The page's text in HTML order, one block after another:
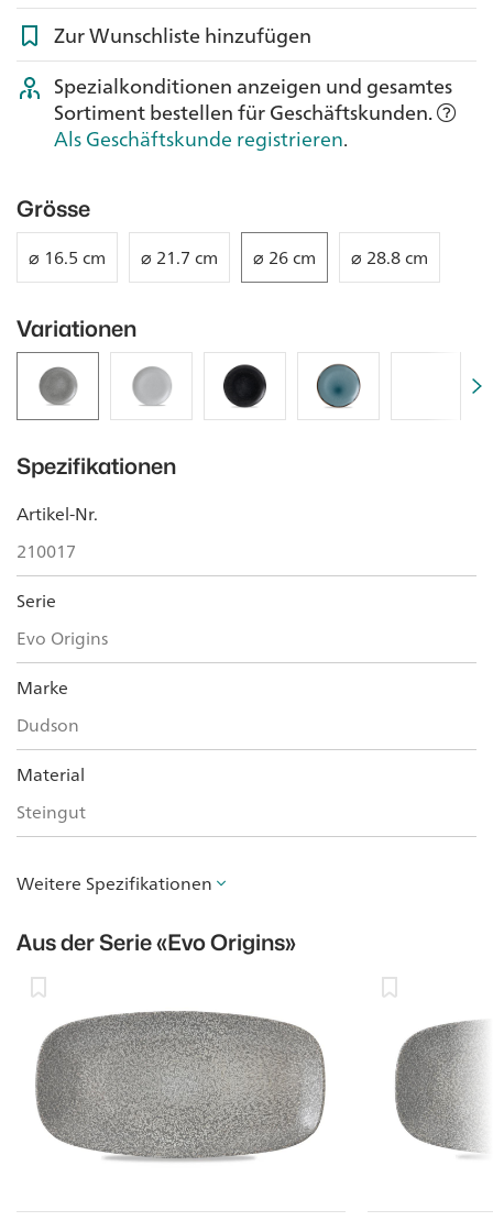
Zur Wunschliste hinzufügen
Spezialkonditionen anzeigen und gesamtes
Sortiment bestellen für Geschäftskunden.
Als Geschäftskunde registrieren.
Grösse
⌀ 16.5 cm ⌀ 21.7 cm ⌀ 26 cm ⌀ 28.8 cm
Variationen
Spezifikationen
Artikel-Nr.
210017
Serie
Evo Origins
Marke
Dudson
Material
Steingut
Weitere Spezifikationen
Aus der Serie«Evo Origins»